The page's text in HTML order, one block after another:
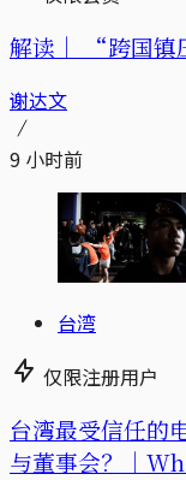
解读｜ “跨国镇
谢达文
9 小时前
台湾
仅限注册用户
台湾最受信任的
与董事会？｜